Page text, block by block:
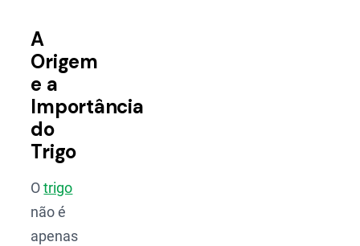
A
Origem
e a
Importância
do
Trigo
Otrigo
não é
apenas